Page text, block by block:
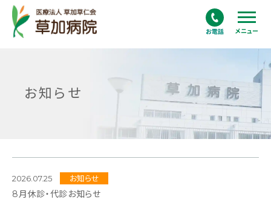
メニュー
お知らせ
2026.07.25 お知らせ
8月休診・代診お知らせ